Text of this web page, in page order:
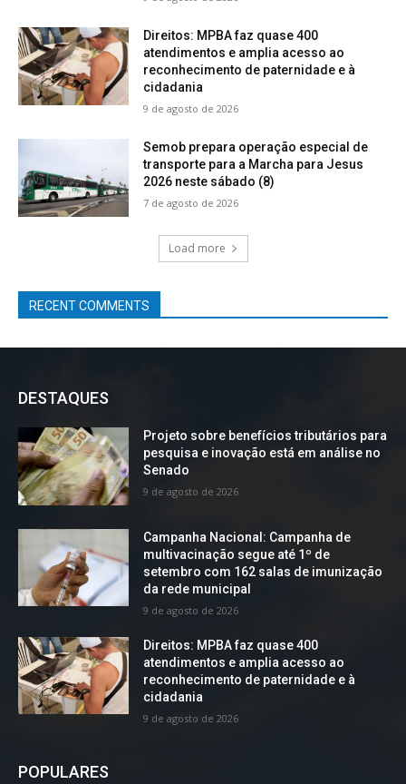
Direitos: MPBA faz quase 400
atendimentos e amplia acesso ao
reconhecimento de paternidade e à
cidadania
9 de agosto de 2026
Semob prepara operação especial de
transporte para a Marcha para Jesus
2026 neste sábado (8)
7 de agosto de 2026
Load more
RECENT COMMENTS
DESTAQUES
Projeto sobre benefícios tributários para
pesquisa e inovação está em análise no
Senado
9 de agosto de 2026
Campanha Nacional: Campanha de
multivacinação segue até 1º de
setembro com 162 salas de imunização
da rede municipal
9 de agosto de 2026
Direitos: MPBA faz quase 400
atendimentos e amplia acesso ao
reconhecimento de paternidade e à
cidadania
9 de agosto de 2026
POPULARES